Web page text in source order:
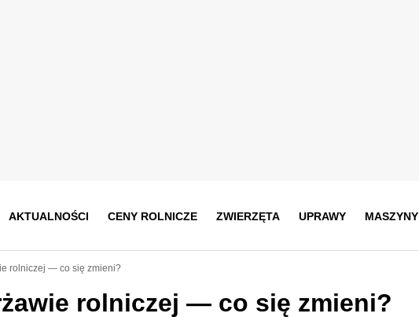
AKTUALNOŚCI CENY ROLNICZE ZWIERZĘTA UPRAWY MASZYNY
rolniczej — co się zmieni?
rolniczej — co się zmieni?